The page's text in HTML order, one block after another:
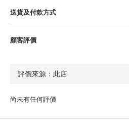
送貨及付款方式
顧客評價
尚未有任何評價